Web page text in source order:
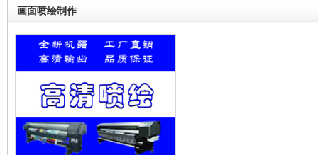
画面喷绘制作